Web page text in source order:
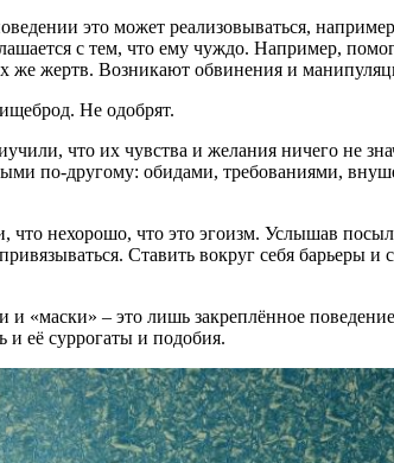
это может реализовываться,
с тем, что ему чуждо. Например,
же жертв. Возникают обвинения и
Не одобрят.
что их чувства и желания ничего не
по-другому: обидами, требованиями,
что нехорошо, что это эгоизм. Услышав
Ставить вокруг себя барьеры
и «маски» – это лишь закреплённое
её суррогаты и подобия.